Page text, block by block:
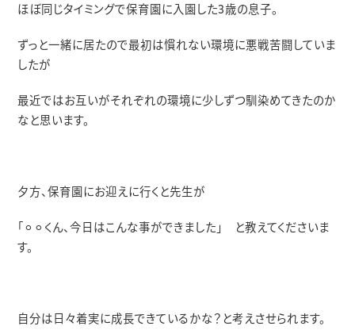
ほぼ同じタイミングで保育園に入園した3 歳の息子。
ずっと一緒に居たので最初は慣れない環境に悪戦苦闘していま
したが
最近ではお互いがそれぞれの環境に少しずつ馴染めてきたのか
なと思います。
夕方、保育園にお迎えに行くと先生が
「⚪︎⚪︎くん、今日はこんな事ができました」 と教えてくださいま
す。
自分は日々着実に成長できているかな？と考えさせられます。